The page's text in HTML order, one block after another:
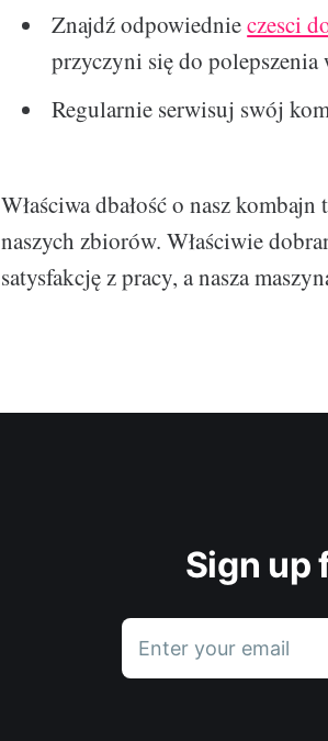
Znajdź odpowiednieczesci
przyczyni się do polepszenia
Regularnie serwisuj swój
Właściwa dbałość o nasz
naszych zbiorów. Właściwie
satysfakcję z pracy, a nasza
Sign up
Enter your email